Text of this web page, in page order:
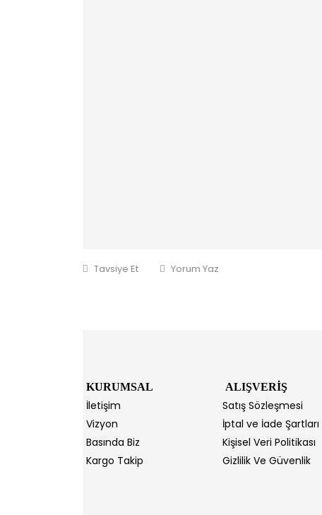
Tavsiye Et Yorum Yaz
KURUMSAL ALIŞVERİŞ
İletişim
Satış Sözleşmesi
Vizyon
İptal ve İade Şartları
Basında Biz
Kişisel Veri Politikası
Kargo Takip
Gizlilik Ve Güvenlik